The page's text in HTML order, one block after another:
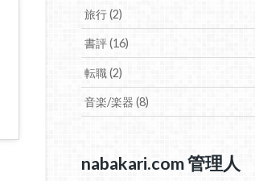
旅行(2)
書評(16)
転職(2)
音楽/楽器(8)
nabakari.com 管理人